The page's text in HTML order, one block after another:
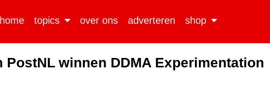
home topics over ons adverteren shop
PostNL winnen DDMA Experimentation